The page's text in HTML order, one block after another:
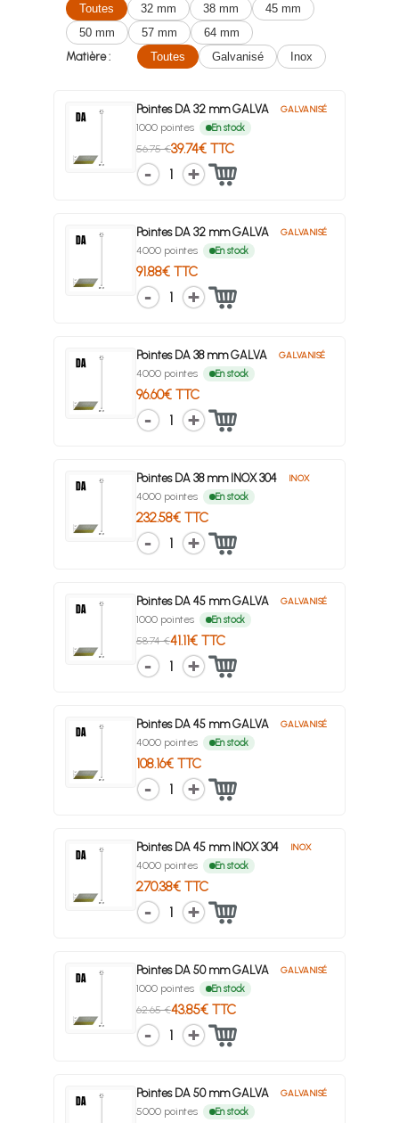
Toutes
32 mm 38 mm
45 mm
50 mm
57 mm
64 mm
Matière :
Toutes Galvanisé Inox
Pointes DA 32 mm GALVA GALVANISÉ
1000 pointes En stock
56.75 €39.74€ TTC
1
Pointes DA 32 mm GALVA GALVANISÉ
4000 pointes En stock
91.88€ TTC
1
Pointes DA 38 mm GALVA GALVANISÉ
4000 pointes En stock
96.60€ TTC
1
Pointes DA 38 mm INOX 304 INOX
4000 pointes En stock
232.58€ TTC
1
Pointes DA 45 mm GALVA GALVANISÉ
1000 pointes En stock
58.74 €41.11€ TTC
1
Pointes DA 45 mm GALVA GALVANISÉ
4000 pointes En stock
108.16€ TTC
1
Pointes DA 45 mm INOX 304 INOX
4000 pointes En stock
270.38€ TTC
1
Pointes DA 50 mm GALVA GALVANISÉ
1000 pointes En stock
62.65 €43.85€ TTC
1
Pointes DA 50 mm GALVA GALVANISÉ
5000 pointes En stock